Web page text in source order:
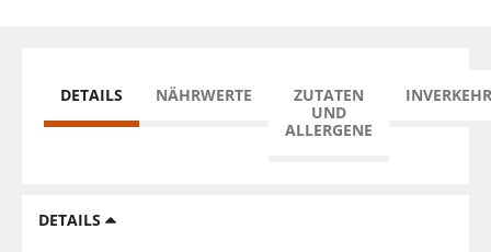
DETAILS NÄHRWERTE
ZUTATEN
UND
ALLERGENE
DETAILS